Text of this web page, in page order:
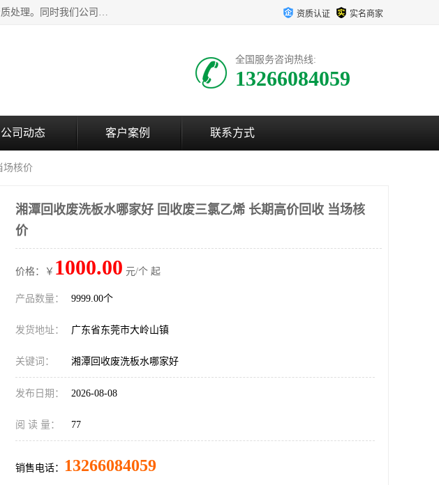
东莞市大岭山莞峰清洗剂经营部提供废旧化工原料的循环使用存放点，执行正规的存放，有正规的回收资质处理。同时我们公司批发零售回收级清洗剂，废液压油、废变压油、废清洗剂、脱模油、再生基础油，质量保证。 资质认证 实名商家
全国服务咨询热线:
13266084059
公司动态 客户案例 联系方式
场核价
湘潭回收废洗板水哪家好 回收废三氯乙烯 长期高价回收 当场核
价
价格：￥ 1000.00 元/个 起
产品数量： 9999.00个
发货地址： 广东省东莞市大岭山镇
关键词： 湘潭回收废洗板水哪家好
发布日期： 2026-08-08
阅 读 量： 77
销售电话： 13266084059